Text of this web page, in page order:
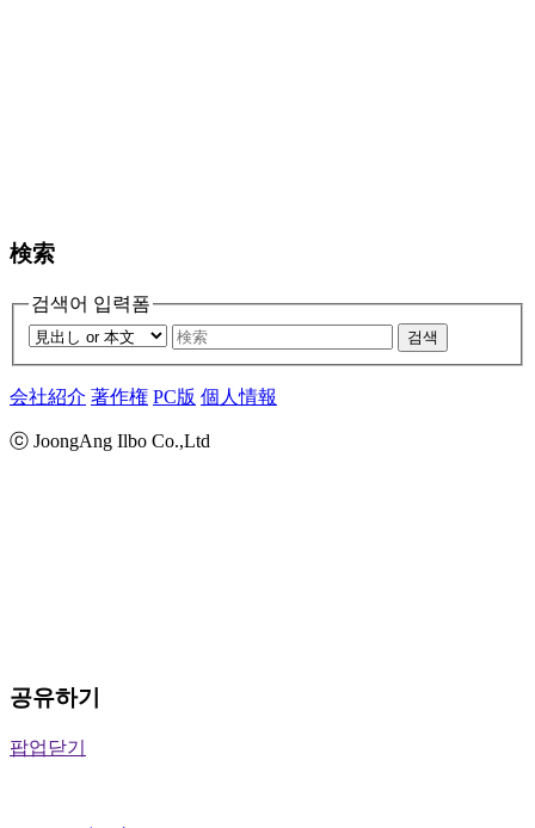
検索
검색어 입력폼
검색
会社紹介 著作権 PC版 個人情報
ⓒ JoongAng Ilbo Co.,Ltd
공유하기
팝업닫기